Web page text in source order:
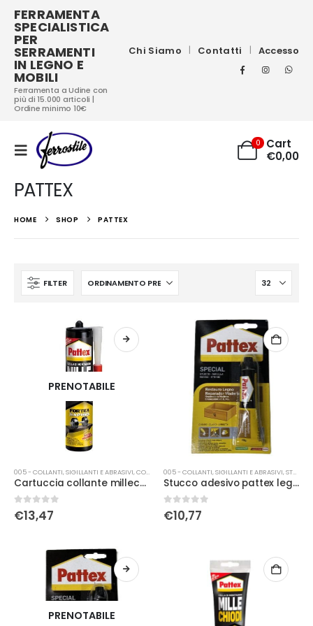
FERRAMENTA
SPECIALISTICA
PER
SERRAMENTI
IN LEGNO E
MOBILI
Ferramenta a Udine con
più di 15.000 articoli |
Ordine minimo 10€
Chi Siamo Contatti Accesso
0
Cart
€0,00
PATTEX
HOME SHOP PATTEX
FILTER
PRENOTABILE
005 - COLLANTI, SIGILLANTI E ABRASIVI,COLLE
Cartuccia collante millechiodi 400g
0Su 5
€13,47
005 - COLLANTI, SIGILLANTI E ABRASIVI,STUCCO
Stucco adesivo pattex legno chiaro 50gr
0Su 5
€10,77
PRENOTABILE